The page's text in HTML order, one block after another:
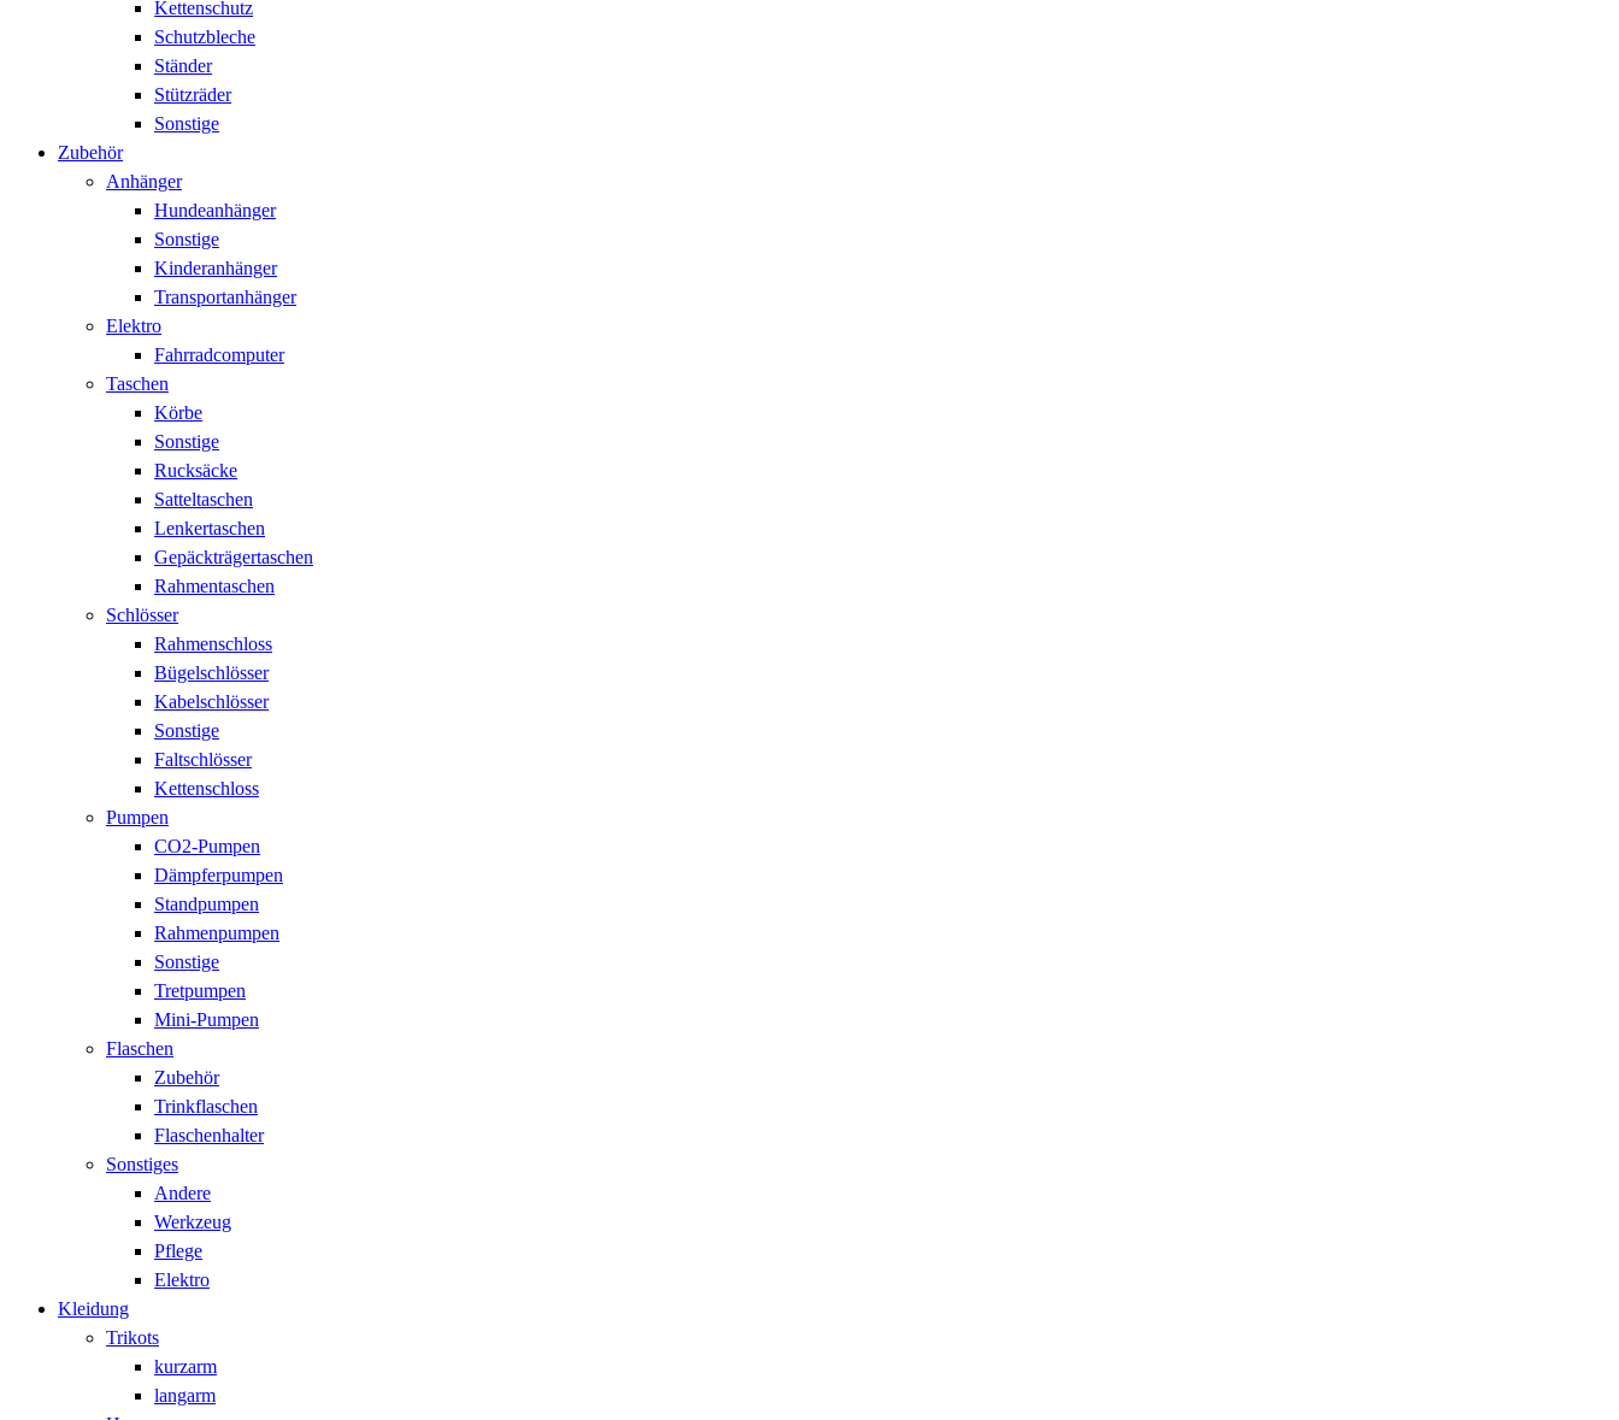
Kettenschutz
Schutzbleche
Ständer
Stützräder
Sonstige
Zubehör
Anhänger
Hundeanhänger
Sonstige
Kinderanhänger
Transportanhänger
Elektro
Fahrradcomputer
Taschen
Körbe
Sonstige
Rucksäcke
Satteltaschen
Lenkertaschen
Gepäckträgertaschen
Rahmentaschen
Schlösser
Rahmenschloss
Bügelschlösser
Kabelschlösser
Sonstige
Faltschlösser
Kettenschloss
Pumpen
CO2-Pumpen
Dämpferpumpen
Standpumpen
Rahmenpumpen
Sonstige
Tretpumpen
Mini-Pumpen
Flaschen
Zubehör
Trinkflaschen
Flaschenhalter
Sonstiges
Andere
Werkzeug
Pflege
Elektro
Kleidung
Trikots
kurzarm
langarm